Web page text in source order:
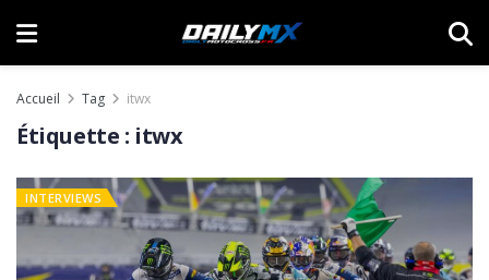
Accueil Tag itwx
Étiquette : itwx
INTERVIEWS